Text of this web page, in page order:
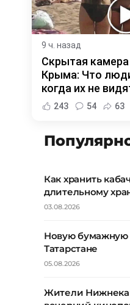
9 ч. назад
Скрытая
Крыма: Что
когда их не
243 54 63
Как хранить
длительному
03.08.2026
Новую бумажную
Татарстане
05.08.2026
Жители